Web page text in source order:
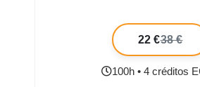
22 €38 €
100h • 4 créditos